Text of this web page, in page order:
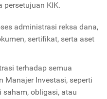
persetujuan KIK.
administrasi reksa dana,
sertifikat, serta aset
terhadap semua
Manajer Investasi, seperti
obligasi, atau